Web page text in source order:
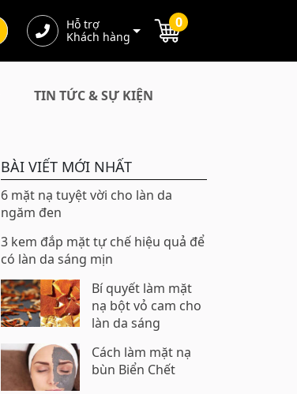
Hỗ trợ
Khách hàng
0
TIN TỨC & SỰ KIỆN
BÀI VIẾT MỚI NHẤT
6 mặt nạ tuyệt vời cho làn da
ngăm đen
3 kem đắp mặt tự chế hiệu quả để
có làn da sáng mịn
Bí quyết làm mặt
nạ bột vỏ cam cho
làn da sáng
Cách làm mặt nạ
bùn Biển Chết